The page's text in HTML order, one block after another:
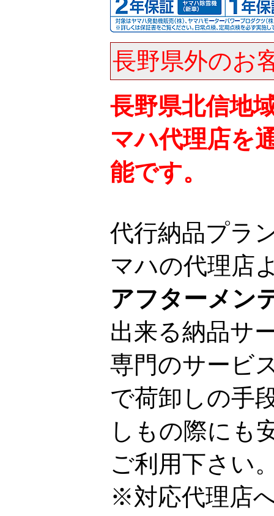
長野県外のお
長野県北信地
マハ代理店を
能です。
代行納品プラ
マハの代理店
アフターメン
出来る納品サ
専門のサービ
で荷卸しの手
しもの際にも
ご利用下さい
※対応代理店